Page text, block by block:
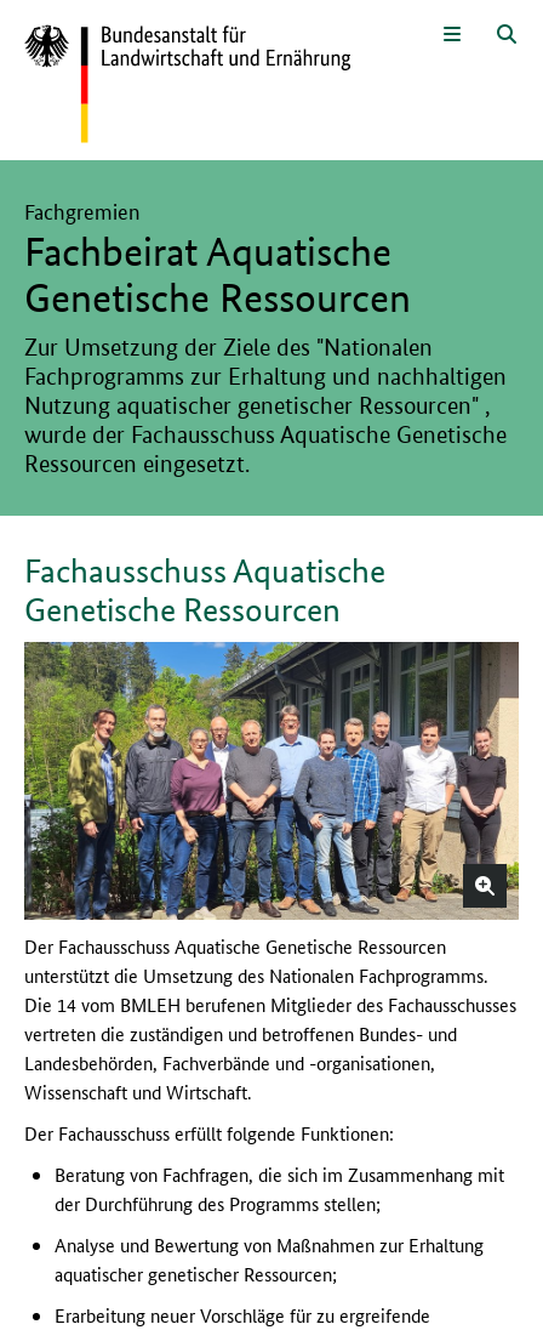
Zur Sprachwahl und Menü
Fachbeirat Aquatische
Genetische Ressourcen
Fachgremien
Zur Umsetzung der Ziele des "Nationalen
Fachprogramms zur Erhaltung und nachhaltigen
Nutzung aquatischer genetischer Ressourcen" ,
wurde der Fachausschuss Aquatische Genetische
Ressourcen eingesetzt.
Fachausschuss Aquatische
Genetische Ressourcen
Der Fachausschuss Aquatische Genetische Ressourcen
unterstützt die Umsetzung des Nationalen Fachprogramms.
Die 14 vom BMLEH berufenen Mitglieder des Fachausschusses
vertreten die zuständigen und betroffenen Bundes- und
Landesbehörden, Fachverbände und -organisationen,
Wissenschaft und Wirtschaft.
Der Fachausschuss erfüllt folgende Funktionen:
Beratung von Fachfragen, die sich im Zusammenhang mit
der Durchführung des Programms stellen;
Analyse und Bewertung von Maßnahmen zur Erhaltung
aquatischer genetischer Ressourcen;
Erarbeitung neuer Vorschläge für zu ergreifende